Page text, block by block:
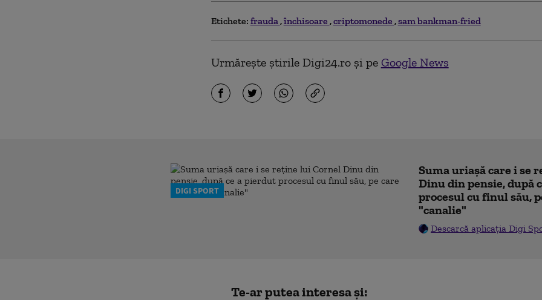
Etichete: frauda închisoare criptomonede sam bankman-fried
Urmărește știrile Digi24.ro și pe Google News
DIGI SPORT
Suma uriașă care i se
Dinu din pensie, după
procesul cu finul său,
"canalie"
Descarcă aplicația Digi
Te-ar putea interesa și: